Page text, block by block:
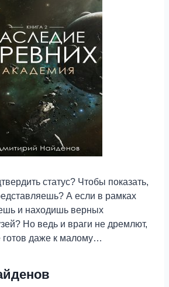
статус? Чтобы показать,
А если в рамках
и находишь верных
Но ведь и враги не дремлют,
даже к малому…